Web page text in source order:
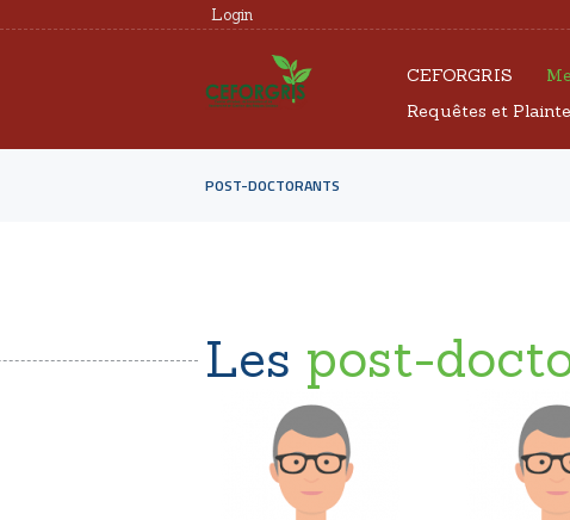
Login
CEFORGRIS
Requêtes et
POST-DOCTORANTS
Les post-